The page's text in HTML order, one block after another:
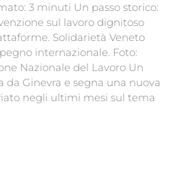
3 minuti Un passo storico:
sul lavoro dignitoso
Solidarietà Veneto
internazionale. Foto:
Nazionale del Lavoro Un
da Ginevra e segna una nuova
negli ultimi mesi sul tema